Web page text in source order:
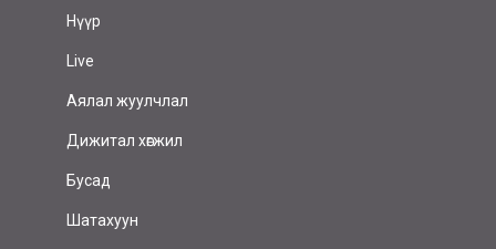
Нүүр
Live
Аялал жуулчлал
Дижитал хөгжил
Бусад
Шатахуун